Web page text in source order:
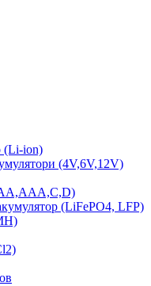
(Li-ion)
(4V,6V,12V)
(LiFePO4, LFP)